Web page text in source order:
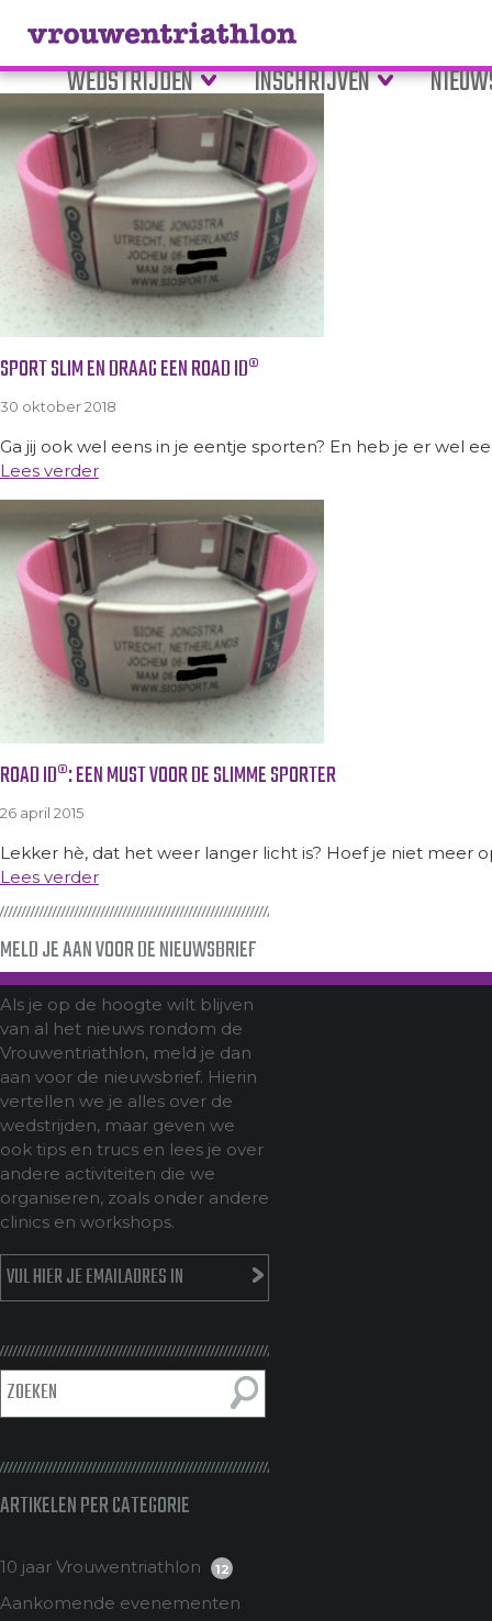
WEDSTRIJDEN INSCHRIJVEN
Tag Archive: RoadID
SPORT SLIM EN DRAAG EEN ROAD ID®
30 oktober 2018
Ga jij ook wel eens in je eentje sporten? En heb je er wel
Lees verder
ROAD ID®: EEN MUST VOOR DE SLIMME SPORTER
26 april 2015
Lekker hè, dat het weer langer licht is? Hoef je niet meer
Lees verder
MELD JE AAN VOOR DE NIEUWSBRIEF
Als je op de hoogte wilt blijven
van al het nieuws rondom de
Vrouwentriathlon, meld je dan
aan voor de nieuwsbrief. Hierin
vertellen we je alles over de
wedstrijden, maar geven we
ook tips en trucs en lees je over
andere activiteiten die we
organiseren, zoals onder andere
clinics en workshops.
ARTIKELEN PER CATEGORIE
10 jaar Vrouwentriathlon 12
Aankomende evenementen